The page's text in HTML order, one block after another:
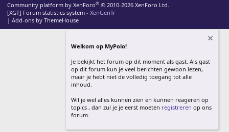
Community platform by XenForo® © 2010-2026 XenForo Ltd.
[XGT] Forum statistics system - XenGenTr
| Add-ons by ThemeHouse
Welkom op MyPolo!
Je bekijkt het forum op dit moment als gast. Als gast
op dit forum kun je veel berichten gewoon lezen,
maar je hebt niet de volledig toegang tot alle
inhoud.
Wil je wel alles kunnen zien en kunnen reageren op
topics , dan zul je je eerst moeten registreren op ons
forum.